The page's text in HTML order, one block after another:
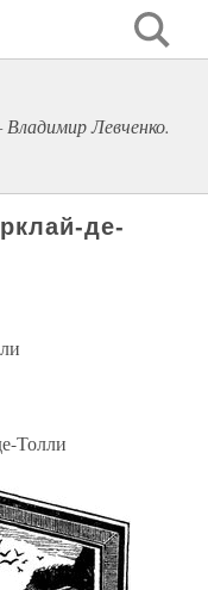
Левченко.
де-
Толли